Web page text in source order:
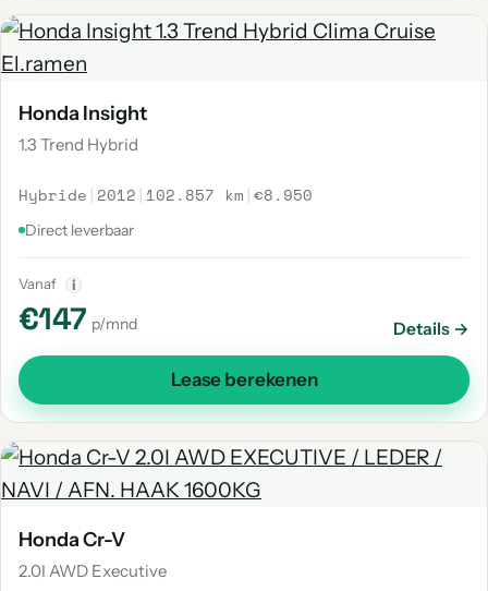
Honda Insight
1.3 Trend Hybrid
Hybride | 2012 | 102.857 km |€8.950
Direct leverbaar
Vanaf i
€147 p/mnd Details →
Lease berekenen
Honda Cr-V
2.0I AWD Executive